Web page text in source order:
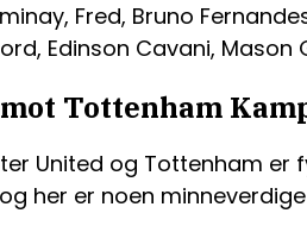
Fred, Bruno
Edinson Cavani, Mason
Tottenham
United og Tottenham
her er noen